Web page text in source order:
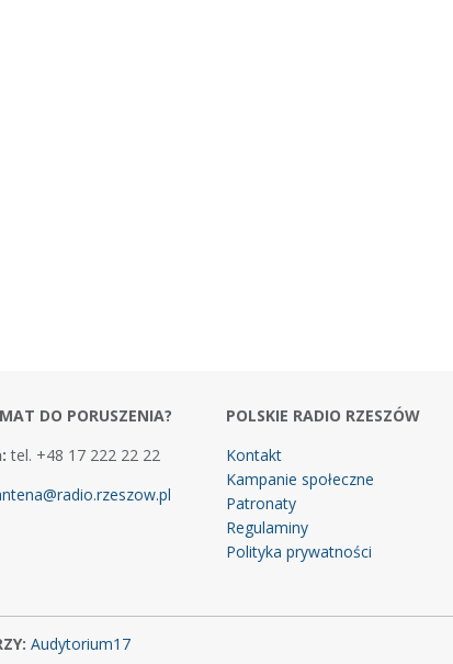
DO PORUSZENIA?
tel. +48 17 222 22 22
POLSKIE RADIO RZESZÓW
Kontakt
Kampanie społeczne
Patronaty
Regulaminy
Polityka prywatności
Audytorium17